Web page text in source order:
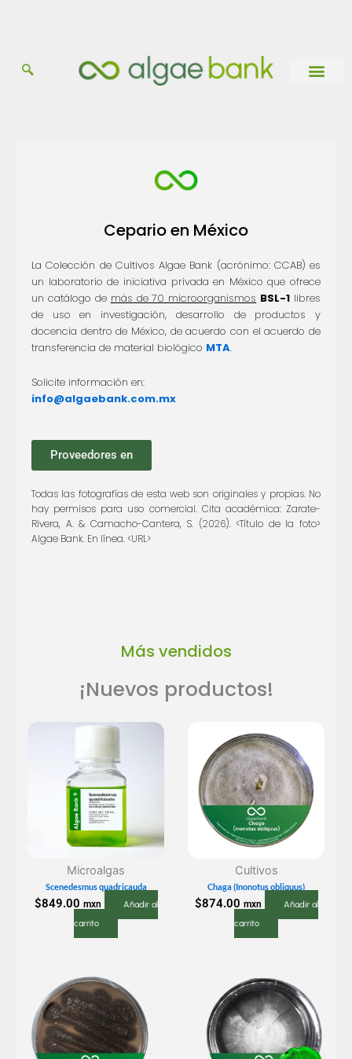
Cepario en México
La Colección de Cultivos Algae Bank (acrónimo: CCAB) es
un laboratorio de iniciativa privada en México que ofrece
un catálogo de más de 70 microorganismos BSL-1 libres
de uso en investigación, desarrollo de productos y
docencia dentro de México, de acuerdo con el acuerdo de
transferencia de material biológico MTA.
Solicite información en:
info@algaebank.com.mx
Proveedores en
Todas las fotografías de esta web son originales y propias. No
hay permisos para uso comercial. Cita académica: Zarate-
Rivera, A. & Camacho-Cantera, S. (2026). <Título de la foto>
Algae Bank. En línea. <URL>
Más vendidos
¡Nuevos productos!
Microalgas
Scenedesmus quadricauda
$849.00 mxn
Añadir al
carrito
Cultivos
Chaga (Inonotus obliquus)
$874.00 mxn
Añadir al
carrito